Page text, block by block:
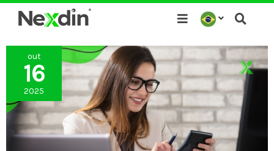
para
conteúdo
out
16
2025